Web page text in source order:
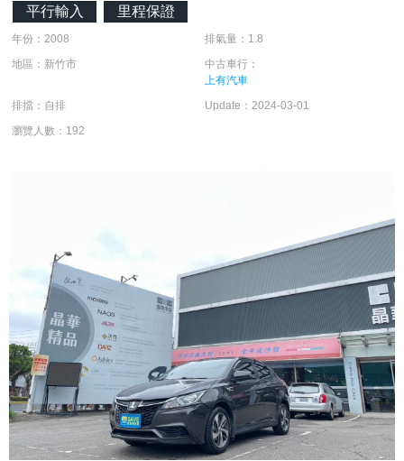
平行輸入 里程保證
年份：2008
排氣量：1.8
地區：新竹市
中古車行：
上有汽車
排擋：自排
Update：2024-03-01
瀏覽人數：192